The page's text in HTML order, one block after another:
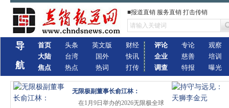
■报道直销 服务直销 打击传销
导
航
首页
大陆
焦点
头条
台湾
热点
英文版
国外
热词
财经
快讯
打传
评论
企业
调查
专论
慈善
特报
观察
培训
曝光
无限极副董事长俞江林：
在1月9日举办的2026无限极全球